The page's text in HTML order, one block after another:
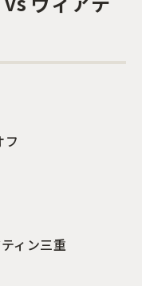
ィン三重